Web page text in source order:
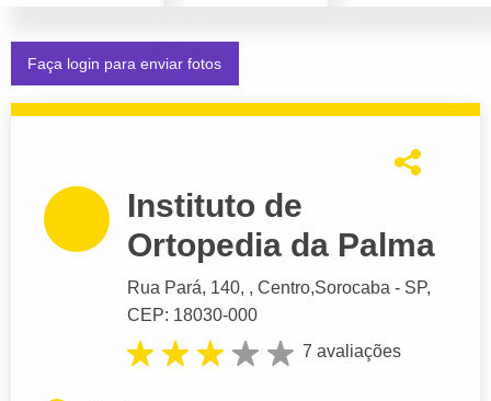
Faça login para enviar fotos
Instituto de
Ortopedia da Palma
Rua Pará, 140, , Centro,Sorocaba - SP,
CEP: 18030-000
7 avaliações